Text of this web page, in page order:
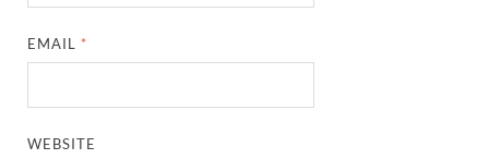
EMAIL *
WEBSITE